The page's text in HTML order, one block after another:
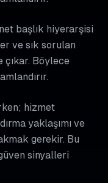
başlık hiyerarşisi
ve sık sorulan
çıkar. Böylece
hizmet
yaklaşımı ve
gerekir. Bu
sinyalleri